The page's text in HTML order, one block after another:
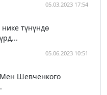
05.03.2023 17:54
түнүндө
05.06.2023 10:51
Мен Шевченкого